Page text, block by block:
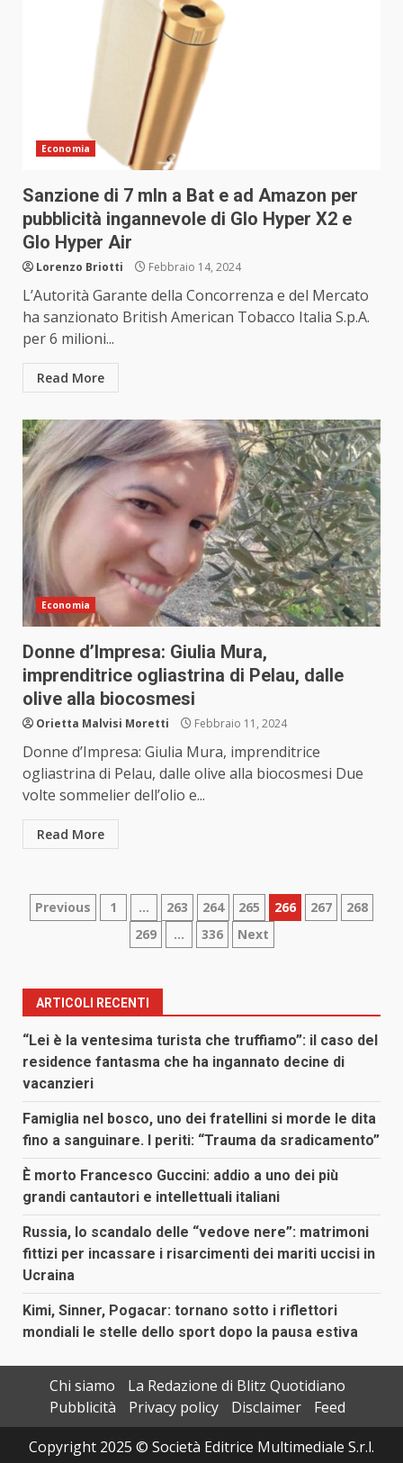
Economia
Sanzione di 7 mln a Bat e ad Amazon per
pubblicità ingannevole di Glo Hyper X2 e
Glo Hyper Air
Lorenzo Briotti Febbraio 14, 2024
L’Autorità Garante della Concorrenza e del Mercato
ha sanzionato British American Tobacco Italia S.p.A.
per 6 milioni...
Read More
Economia
Donne d’Impresa: Giulia Mura,
imprenditrice ogliastrina di Pelau, dalle
olive alla biocosmesi
Orietta Malvisi Moretti Febbraio 11, 2024
Donne d’Impresa: Giulia Mura, imprenditrice
ogliastrina di Pelau, dalle olive alla biocosmesi Due
volte sommelier dell’olio e...
Read More
Paginazione
articoli
Previous 1 … 263 264 265 266 267
268
269
… 336 Next
ARTICOLI RECENTI
“Lei è la ventesima turista che truffiamo”: il caso del
residence fantasma che ha ingannato decine di
vacanzieri
Famiglia nel bosco, uno dei fratellini si morde le dita
fino a sanguinare. I periti: “Trauma da sradicamento”
È morto Francesco Guccini: addio a uno dei più
grandi cantautori e intellettuali italiani
Russia, lo scandalo delle “vedove nere”: matrimoni
fittizi per incassare i risarcimenti dei mariti uccisi in
Ucraina
Kimi, Sinner, Pogacar: tornano sotto i riflettori
mondiali le stelle dello sport dopo la pausa estiva
Chi siamo
La Redazione di Blitz Quotidiano
Pubblicità
Privacy policy Disclaimer
Feed
Copyright 2025 © Società Editrice Multimediale S.r.l.